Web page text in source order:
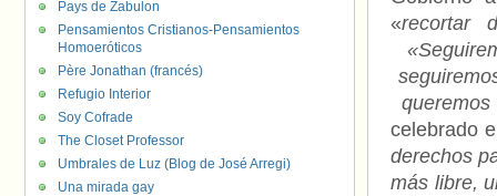
«recortar
celebrado
derechos
más libre,
Pays de Zabulon
Pensamientos Cristianos-Pensamientos
Homoeróticos
Père Jonathan (francés)
Refugio Interior
Soy Cofrade
The Closet Professor
Umbrales de Luz (Blog de José Arregi)
Una mirada gay